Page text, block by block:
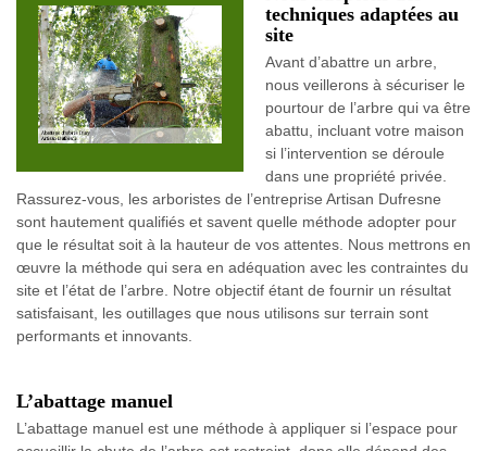
techniques adaptées au
site
Avant d’abattre un arbre,
nous veillerons à sécuriser le
pourtour de l’arbre qui va être
abattu, incluant votre maison
si l’intervention se déroule
dans une propriété privée.
Rassurez-vous, les arboristes de l’entreprise Artisan Dufresne
sont hautement qualifiés et savent quelle méthode adopter pour
que le résultat soit à la hauteur de vos attentes. Nous mettrons en
œuvre la méthode qui sera en adéquation avec les contraintes du
site et l’état de l’arbre. Notre objectif étant de fournir un résultat
satisfaisant, les outillages que nous utilisons sur terrain sont
performants et innovants.
L’abattage manuel
L’abattage manuel est une méthode à appliquer si l’espace pour